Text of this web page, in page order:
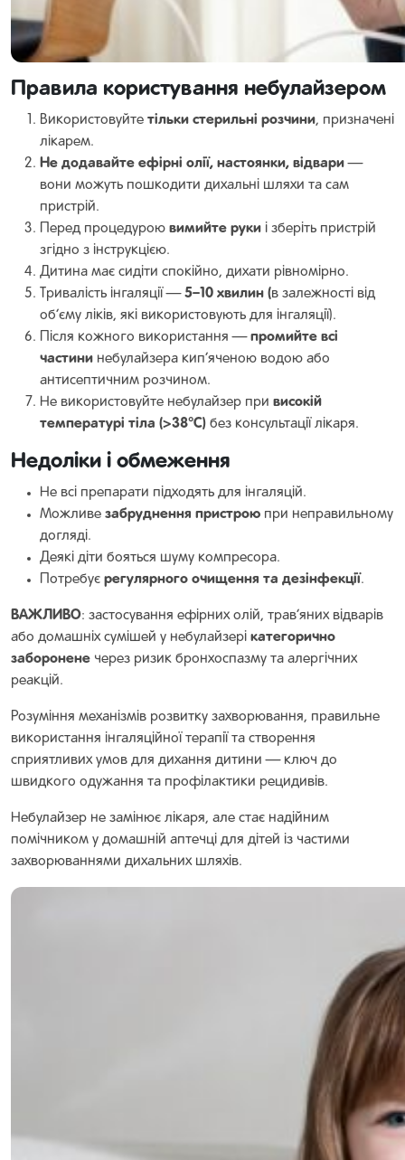
Правила користування небулайзером
Використовуйте тільки стерильні розчини, призначені
лікарем.
Не додавайте ефірні олії, настоянки, відвари —
вони можуть пошкодити дихальні шляхи та сам
пристрій.
Перед процедурою вимийте руки і зберіть пристрій
згідно з інструкцією.
Дитина має сидіти спокійно, дихати рівномірно.
Тривалість інгаляції — 5–10 хвилин (в залежності від
об’єму ліків, які використовують для інгаляції).
Після кожного використання — промийте всі
частини небулайзера кип’яченою водою або
антисептичним розчином.
Не використовуйте небулайзер при високій
температурі тіла (>38°C) без консультації лікаря.
Недоліки і обмеження
Не всі препарати підходять для інгаляцій.
Можливе забруднення пристрою при неправильному
догляді.
Деякі діти бояться шуму компресора.
Потребує регулярного очищення та дезінфекції.
ВАЖЛИВО: застосування ефірних олій, трав’яних відварів
або домашніх сумішей у небулайзері категорично
заборонене через ризик бронхоспазму та алергічних
реакцій.
Розуміння механізмів розвитку захворювання, правильне
використання інгаляційної терапії та створення
сприятливих умов для дихання дитини — ключ до
швидкого одужання та профілактики рецидивів.
Небулайзер не замінює лікаря, але стає надійним
помічником у домашній аптечці для дітей із частими
захворюваннями дихальних шляхів.